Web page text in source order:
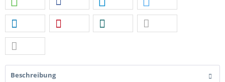
Beschreibung